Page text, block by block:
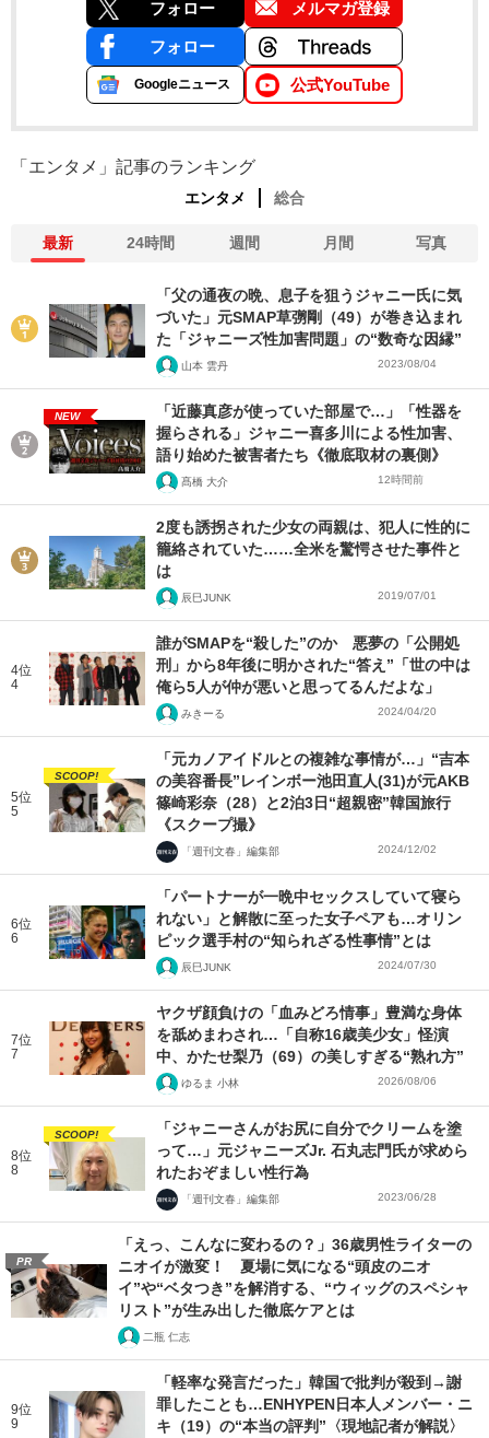
フォロー メルマガ登録
フォロー
Googleニュース 公式YouTube
「エンタメ」記事のランキング
エンタメ 総合
最新 24時間 週間 月間 写真
「父の通夜の晩、息子を狙うジャニー氏に気
づいた」元SMAP草彅剛（49）が巻き込まれ
た「ジャニーズ性加害問題」の“数奇な因縁”
山本 雲丹 2023/08/04
NEW
「近藤真彦が使っていた部屋で…」「性器を
握らされる」ジャニー喜多川による性加害、
語り始めた被害者たち《徹底取材の裏側》
髙橋 大介 12時間前
2度も誘拐された少女の両親は、犯人に性的に
籠絡されていた……全米を驚愕させた事件と
は
辰巳JUNK 2019/07/01
4位
4
誰がSMAPを“殺した”のか 悪夢の「公開処
刑」から8年後に明かされた“答え”「世の中は
俺ら5人が仲が悪いと思ってるんだよな」
みきーる 2024/04/20
5位
5
SCOOP!
「元カノアイドルとの複雑な事情が…」“吉本
の美容番長”レインボー池田直人(31)が元AKB
篠崎彩奈（28）と2泊3日“超親密”韓国旅行
《スクープ撮》
「週刊文春」編集部 2024/12/02
6位
6
「パートナーが一晩中セックスしていて寝ら
れない」と解散に至った女子ペアも…オリン
ピック選手村の“知られざる性事情”とは
辰巳JUNK 2024/07/30
7位
7
ヤクザ顔負けの「血みどろ情事」豊満な身体
を舐めまわされ…「自称16歳美少女」怪演
中、かたせ梨乃（69）の美しすぎる“熟れ方”
ゆるま 小林 2026/08/06
8位
8
SCOOP!
「ジャニーさんがお尻に自分でクリームを塗
って…」元ジャニーズJr. 石丸志門氏が求めら
れたおぞましい性行為
「週刊文春」編集部 2023/06/28
PR
「えっ、こんなに変わるの？」36歳男性ライターの
ニオイが激変！ 夏場に気になる“頭皮のニオ
イ”や“ベタつき”を解消する、“ウィッグのスペシャ
リスト”が生み出した徹底ケアとは
二瓶 仁志
9位
9
「軽率な発言だった」韓国で批判が殺到→謝
罪したことも…ENHYPEN日本人メンバー・ニ
キ（19）の“本当の評判”〈現地記者が解説〉